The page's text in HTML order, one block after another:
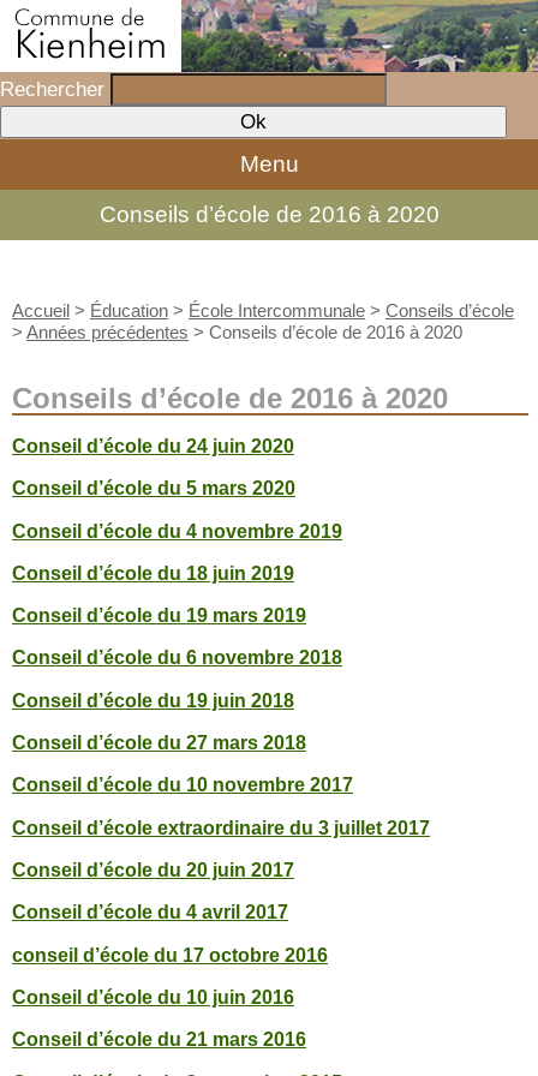
Rechercher
Menu
Conseils d’école de 2016 à 2020
Accueil > Éducation > École Intercommunale > Conseils d’école
> Années précédentes > Conseils d’école de 2016 à 2020
Conseils d’école de 2016 à 2020
Conseil d’école du 24 juin 2020
Conseil d’école du 5 mars 2020
Conseil d’école du 4 novembre 2019
Conseil d’école du 18 juin 2019
Conseil d’école du 19 mars 2019
Conseil d’école du 6 novembre 2018
Conseil d’école du 19 juin 2018
Conseil d’école du 27 mars 2018
Conseil d’école du 10 novembre 2017
Conseil d’école extraordinaire du 3 juillet 2017
Conseil d’école du 20 juin 2017
Conseil d’école du 4 avril 2017
conseil d’école du 17 octobre 2016
Conseil d’école du 10 juin 2016
Conseil d’école du 21 mars 2016